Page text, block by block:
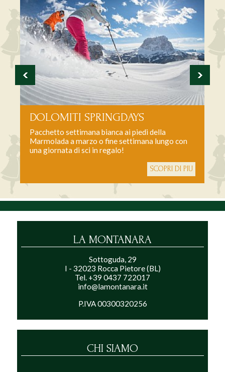
DOLOMITI SPRINGDAYS
Pacchetto settimana bianca ai piedi della
Marmolada a marzo o fine settimana lungo con
una giornata di sci in regalo!
SCOPRI DI PIU
LA MONTANARA
Sottoguda, 29
I - 32023 Rocca Pietore (BL)
Tel. +39 0437 722017
info@lamontanara.it
P.IVA 00300320256
CHI SIAMO